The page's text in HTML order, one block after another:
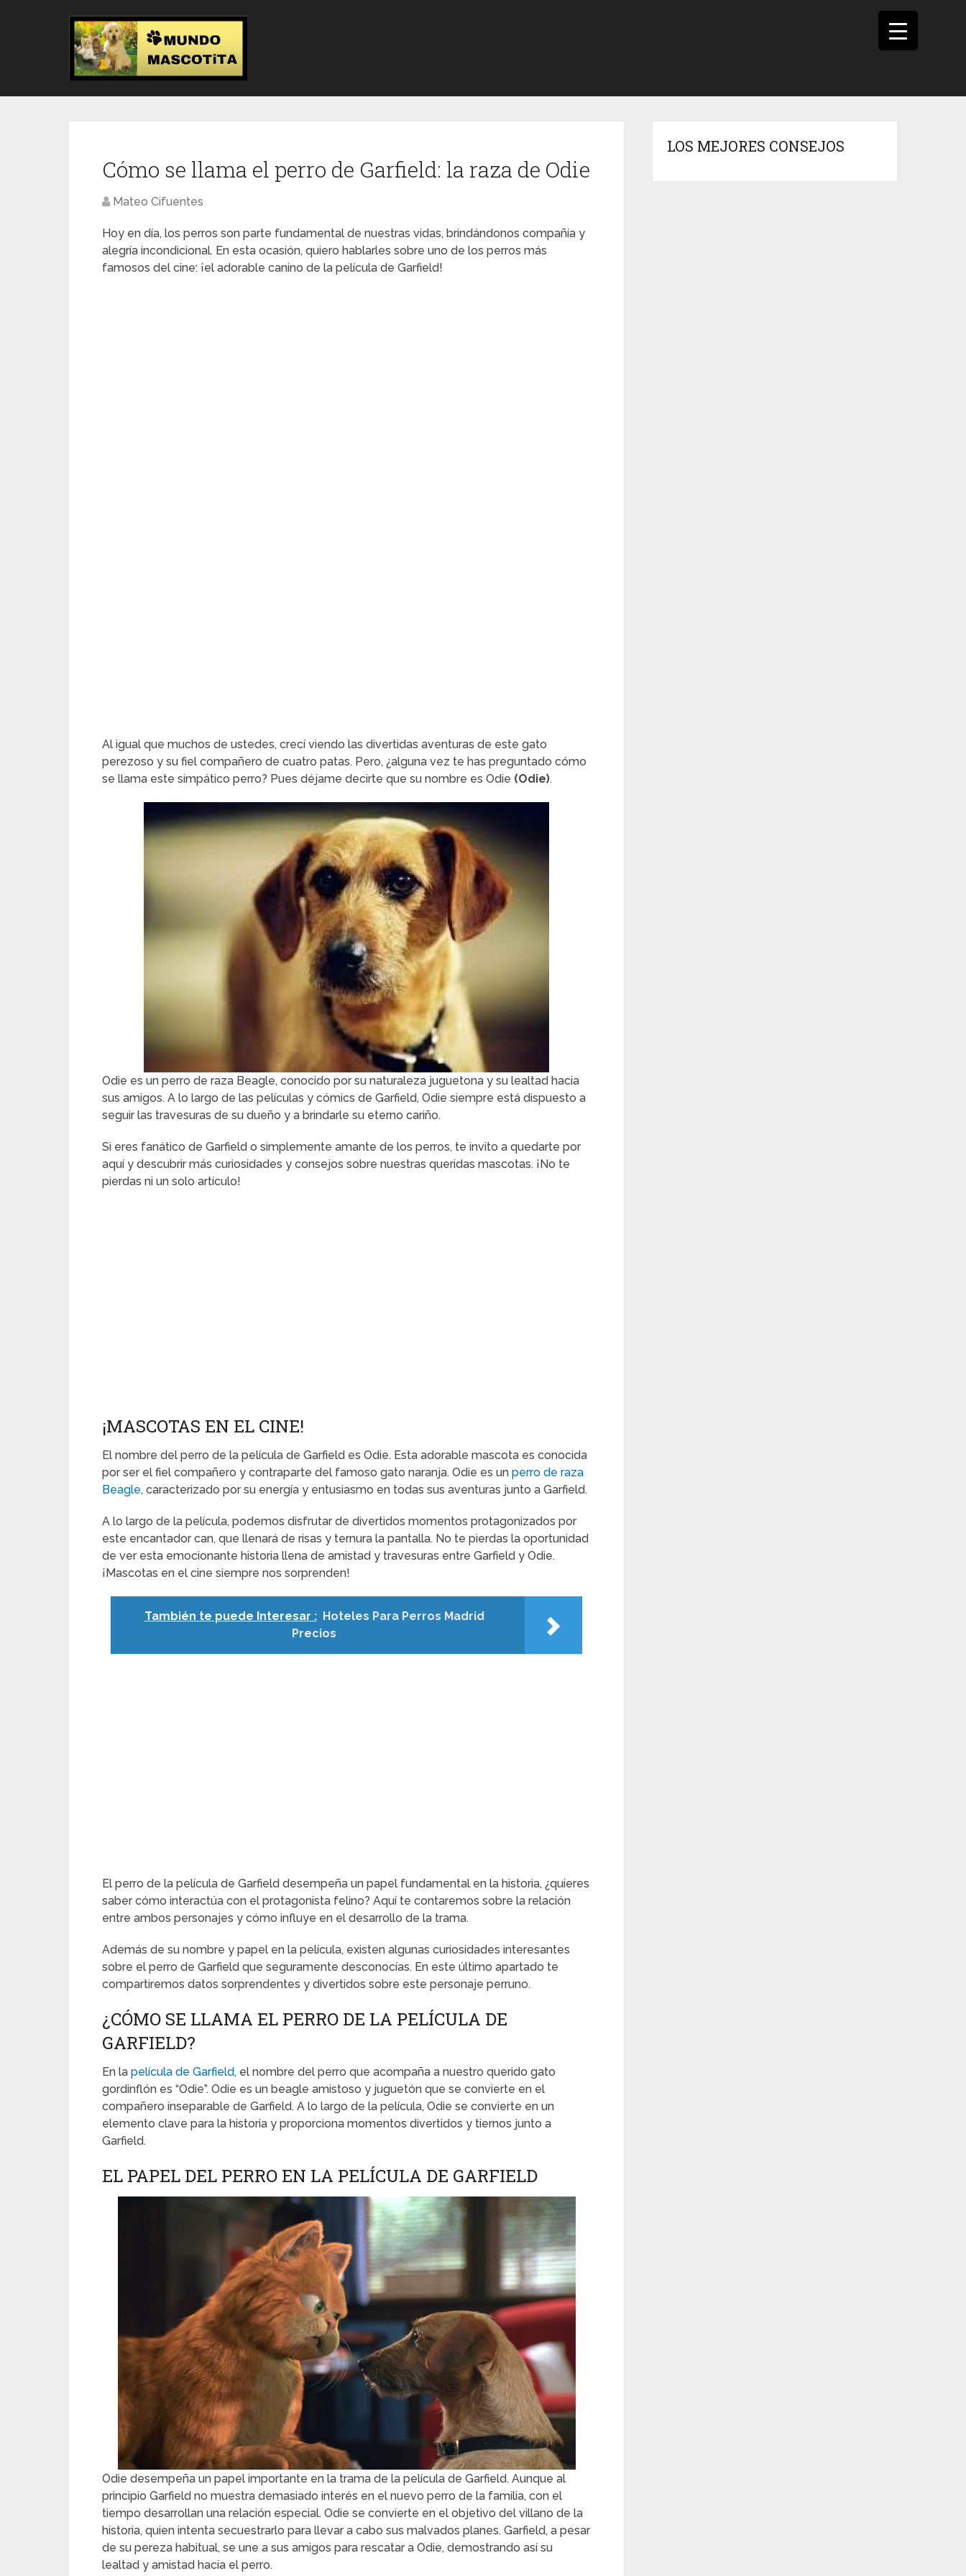
Cómo se llama el perro de Garfield: la raza de Odie
Mateo Cifuentes
Hoy en día, los perros son parte fundamental de nuestras vidas, brindándonos compañía y
alegría incondicional. En esta ocasión, quiero hablarles sobre uno de los perros más
famosos del cine: ¡el adorable canino de la película de Garfield!
Al igual que muchos de ustedes, crecí viendo las divertidas aventuras de este gato
perezoso y su fiel compañero de cuatro patas. Pero, ¿alguna vez te has preguntado cómo
se llama este simpático perro? Pues déjame decirte que su nombre es Odie (Odie).
Odie es un perro de raza Beagle, conocido por su naturaleza juguetona y su lealtad hacia
sus amigos. A lo largo de las películas y cómics de Garfield, Odie siempre está dispuesto a
seguir las travesuras de su dueño y a brindarle su eterno cariño.
Si eres fanático de Garfield o simplemente amante de los perros, te invito a quedarte por
aquí y descubrir más curiosidades y consejos sobre nuestras queridas mascotas. ¡No te
pierdas ni un solo artículo!
¡MASCOTAS EN EL CINE!
El nombre del perro de la película de Garfield es Odie. Esta adorable mascota es conocida
por ser el fiel compañero y contraparte del famoso gato naranja. Odie es un perro de raza
Beagle, caracterizado por su energía y entusiasmo en todas sus aventuras junto a Garfield.
A lo largo de la película, podemos disfrutar de divertidos momentos protagonizados por
este encantador can, que llenará de risas y ternura la pantalla. No te pierdas la oportunidad
de ver esta emocionante historia llena de amistad y travesuras entre Garfield y Odie.
¡Mascotas en el cine siempre nos sorprenden!
También te puede Interesar : Hoteles Para Perros Madrid
Precios
El perro de la película de Garfield desempeña un papel fundamental en la historia, ¿quieres
saber cómo interactúa con el protagonista felino? Aquí te contaremos sobre la relación
entre ambos personajes y cómo influye en el desarrollo de la trama.
Además de su nombre y papel en la película, existen algunas curiosidades interesantes
sobre el perro de Garfield que seguramente desconocías. En este último apartado te
compartiremos datos sorprendentes y divertidos sobre este personaje perruno.
¿CÓMO SE LLAMA EL PERRO DE LA PELÍCULA DE
GARFIELD?
En la película de Garfield, el nombre del perro que acompaña a nuestro querido gato
gordinflón es “Odie”. Odie es un beagle amistoso y juguetón que se convierte en el
compañero inseparable de Garfield. A lo largo de la película, Odie se convierte en un
elemento clave para la historia y proporciona momentos divertidos y tiernos junto a
Garfield.
EL PAPEL DEL PERRO EN LA PELÍCULA DE GARFIELD
Odie desempeña un papel importante en la trama de la película de Garfield. Aunque al
principio Garfield no muestra demasiado interés en el nuevo perro de la familia, con el
tiempo desarrollan una relación especial. Odie se convierte en el objetivo del villano de la
historia, quien intenta secuestrarlo para llevar a cabo sus malvados planes. Garfield, a pesar
de su pereza habitual, se une a sus amigos para rescatar a Odie, demostrando así su
lealtad y amistad hacia el perro.
LOS MEJORES CONSEJOS